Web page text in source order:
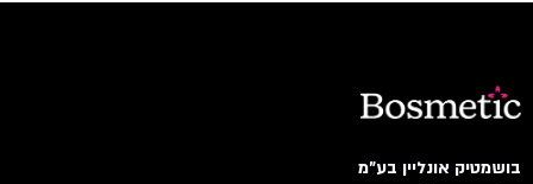
בושמטיק אונליין בע"מ